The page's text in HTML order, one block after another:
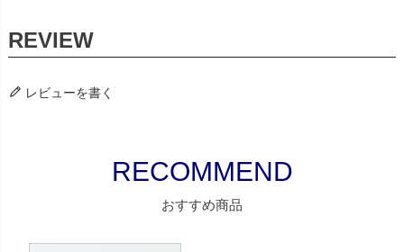
レビューを書く
おすすめ商品